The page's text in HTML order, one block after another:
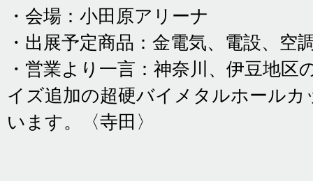
・会場：小田原アリーナ
・出展予定商品：金電気、電設、空
・営業より一言：神奈川、伊豆地区
イズ追加の超硬バイメタルホール
います。〈寺田〉